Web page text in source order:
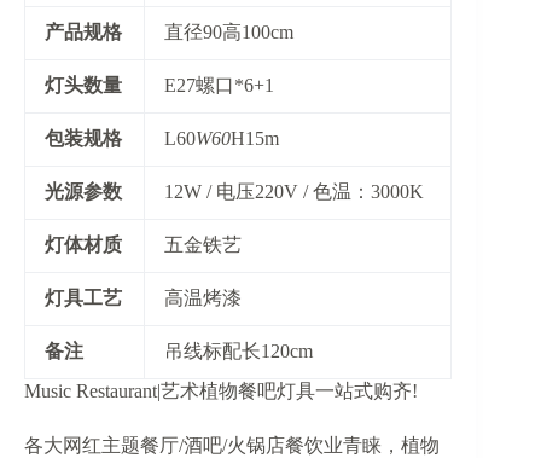
​产品规格​ 直径90高100cm
​灯头数量​ E27螺口*6+1
​包装规格​ L60W60H15m
​光源参数​ 12W / 电压220V / 色温：3000K
​灯体材质​ 五金铁艺
​灯具工艺​ 高温烤漆
​备注​
吊线标配长120cm
Music Restaurant|艺术植物餐吧灯具一站式购齐!
各大网红主题餐厅/酒吧/火锅店餐饮业青睐，植物